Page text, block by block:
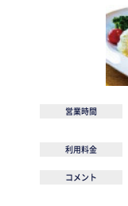
営業時間
利用料金
コメント